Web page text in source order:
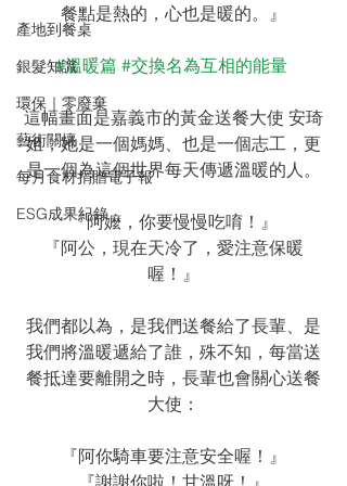
產地到餐桌
銀髮知識
環保｜零廢棄
藝術關懷
每月食材捐贈電子報
ESG成果紀錄
餐點是熱的，心也是暖的。』
#溫暖篇 #交換名為互相的能量
這幅畫面是嘉義市的黃金送餐大使 安琦
姐，她是一個媽媽、也是一個志工，更
是一個為這個世界每天傳遞溫暖的人。
『阿嬤，你要慢慢吃唷！』
『阿公，現在天冷了，愛注意保暖
喔！』
我們都以為，是我們送餐給了長輩、是
我們將溫暖遞給了誰，殊不知，每當送
餐抵達要離開之時，長輩也會關心送餐
大使：
『阿你騎車要注意安全喔！』
『謝謝你啦！甘溫呀！』